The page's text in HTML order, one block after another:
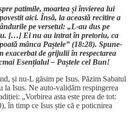
patimile, moartea și învierea lui
aici. Însă, la această recitire a
pe versetul: „L-au dus pe
[…] Ei nu au intrat în pretoriu, ca
mânca Paștele” (18:28). Spune-
exacerbat de grijulii în respectarea
Esențialul – Paștele cel Bun!
și nu-L găsim pe Isus. Păzim Sabatul
Isus. Ne auto-validăm respingerea
„Vorbirea asta este prea de tot:
în timp ce Isus știe că e poticnirea